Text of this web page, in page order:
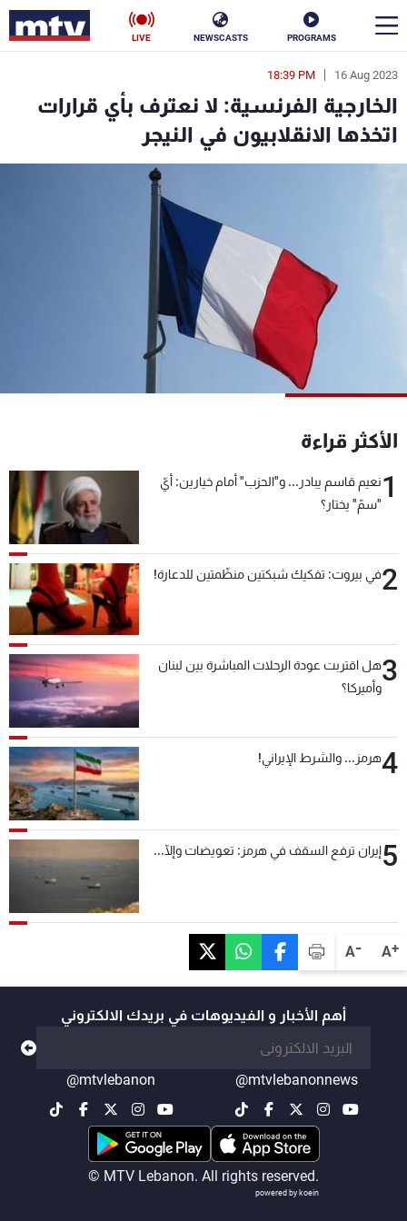
PROGRAMS
NEWSCASTS
LIVE
A+
A-
16 Aug 2023
18:39 PM
الخارجية الفرنسية: لا نعترف بأي قرارات
اتخذها الانقلابيون في النيجر
الأكثر قراءة
1نعيم قاسم يبادر... و"الحزب" أمام خيارين: أيّ
"سمّ" يختار؟
2في بيروت: تفكيك شبكتين منظّمتين للدعارة!
3هل اقتربت عودة الرحلات المباشرة بين لبنان
وأميركا؟
4هرمز... والشرط الإيراني!
5إيران ترفع السقف في هرمز: تعويضات وإلّا...
أهم الأخبار و الفيديوهات في بريدك الالكتروني
@mtvlebanonnews
@mtvlebanon
© MTV Lebanon. All rights reserved.
powered by koein
en
الأخبار
سياسة ناس
فن
رياضة
كأس العالم
جدول البرامج
شاهد البرامج
الترددات
شروط الإسـتخدام
سياسة الخصوصية